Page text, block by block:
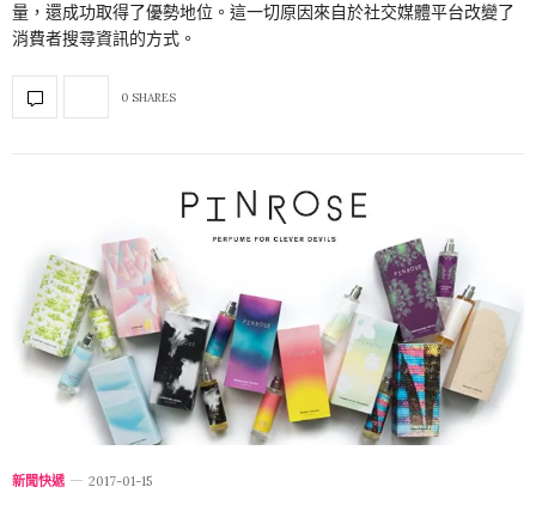
量，還成功取得了優勢地位。這一切原因來自於社交媒體平台改變了
消費者搜尋資訊的方式。
0 SHARES
新聞快遞 2017-01-15